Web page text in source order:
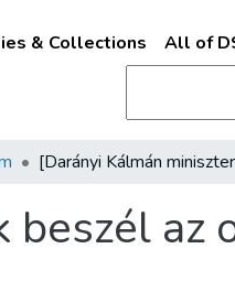
& Collections All of
az